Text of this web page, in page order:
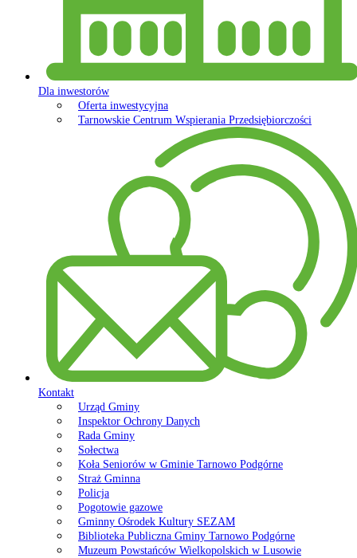
Dla inwestorów
Oferta inwestycyjna
Tarnowskie Centrum Wspierania Przedsiębiorczości
Kontakt
Urząd Gminy
Inspektor Ochrony Danych
Rada Gminy
Sołectwa
Koła Seniorów w Gminie Tarnowo Podgórne
Straż Gminna
Policja
Pogotowie gazowe
Gminny Ośrodek Kultury SEZAM
Biblioteka Publiczna Gminy Tarnowo Podgórne
Muzeum Powstańców Wielkopolskich w Lusowie